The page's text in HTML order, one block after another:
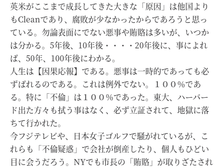
英米がここまで成長してきた大きな「原因」は他国より
もCleanであり、腐敗が少なかったからであろうと思っ
ている。勿論表面にでない悪事や賄賂は多いが、いつか
は分かる。5年後、10年後・・・・20年後に、事によれ
ば、50年、100年後にわかる。
人生は【因果応報】である。悪事は一時的であっても必
ずばれるのである。これは例外でない。１００％であ
る。特に「不倫」は１００％であった。東大、ハーバー
ド出た方々も拭う事はなく、必ず立証されて、地獄に落
ちて行かれた。
今フジテレビや、日本女子ゴルフで騒がれているが、こ
れらも「不倫疑惑」で会社が倒産したり、個人もひどい
目に会うだろう。NYでも市長の「賄賂」が取りざたされ